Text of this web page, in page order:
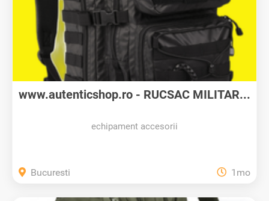
www.autenticshop.ro - RUCSAC MILITAR...
echipament accesorii
Bucuresti 1mo